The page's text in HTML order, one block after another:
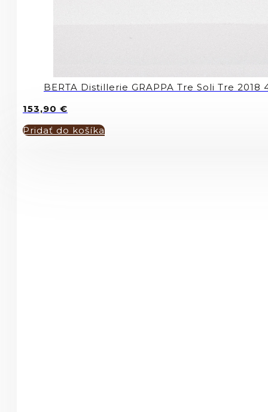
BERTA Distillerie GRAPPA Tre Soli Tre 2018
153,90 €
Pridať do košíka